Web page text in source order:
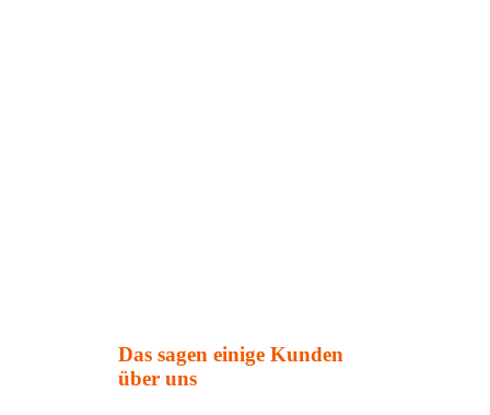
Das sagen einige Kunden
über uns